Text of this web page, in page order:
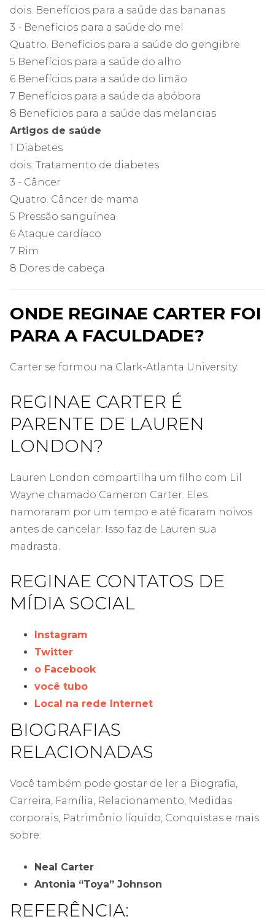
dois. Benefícios para a saúde das bananas
3 - Benefícios para a saúde do mel
Quatro. Benefícios para a saúde do gengibre
5 Benefícios para a saúde do alho
6 Benefícios para a saúde do limão
7 Benefícios para a saúde da abóbora
8 Benefícios para a saúde das melancias
Artigos de saúde
1 Diabetes
dois. Tratamento de diabetes
3 - Câncer
Quatro. Câncer de mama
5 Pressão sanguínea
6 Ataque cardíaco
7 Rim
8 Dores de cabeça
ONDE REGINAE CARTER FOI
PARA A FACULDADE?
Carter se formou na Clark-Atlanta University.
REGINAE CARTER É
PARENTE DE LAUREN
LONDON?
Lauren London compartilha um filho com Lil
Wayne chamado Cameron Carter. Eles
namoraram por um tempo e até ficaram noivos
antes de cancelar. Isso faz de Lauren sua
madrasta.
REGINAE CONTATOS DE
MÍDIA SOCIAL
Instagram
Twitter
o Facebook
você tubo
Local na rede Internet
BIOGRAFIAS
RELACIONADAS
Você também pode gostar de ler a Biografia,
Carreira, Família, Relacionamento, Medidas
corporais, Patrimônio líquido, Conquistas e mais
sobre:
Neal Carter
Antonia “Toya” Johnson
REFERÊNCIA: